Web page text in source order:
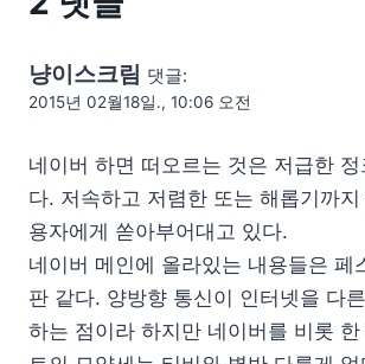
냥이스크림 댓글:
2015년 02월18일., 10:06 오전
네이버 하면 떠오르는 것은 저급한
다. 저속하고 저렴한 또는 해롭기까
용자에게 쏟아부어대고 있다.
네이버 메인에 올라있는 내용들은 페
판 같다. 양방향 통신이 인터넷을 다
하는 점이라 하지만 네이버를 비롯 한